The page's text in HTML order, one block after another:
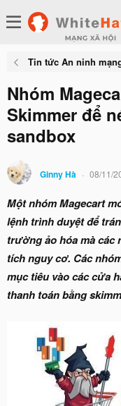
Tin tức An ninh
Nhóm
Skimmer để
sandbox
Ginny Hà 08/11/
Một nhóm Magecart
lệnh trình duyệt để
trường ảo hóa mà các
tích nguy cơ. Các
mục tiêu vào các cửa
thanh toán bằng